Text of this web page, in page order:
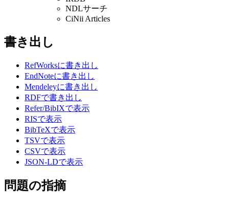
NDLサーチ
CiNii Articles
書き出し
RefWorksに書き出し
EndNoteに書き出し
Mendeleyに書き出し
RDFで書き出し
Refer/BibIXで表示
RISで表示
BibTeXで表示
TSVで表示
CSVで表示
JSON-LDで表示
問題の指摘